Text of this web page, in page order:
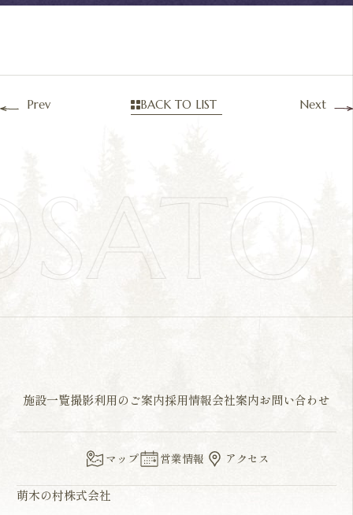
Prev Next
BACK TO LIST
施設一覧撮影利用のご案内採用情報会社案内お問い合わせ
マップ 営業情報 アクセス
萌木の村株式会社